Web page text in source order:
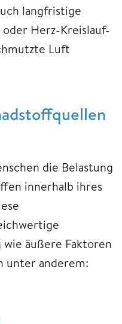
langfristige
Herz-Kreislauf-
Luft
die Belastung
innerhalb ihres
äußere Faktoren
unter anderem: